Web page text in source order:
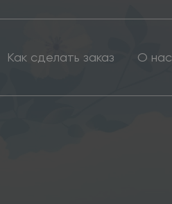
Как сделать заказ О нас